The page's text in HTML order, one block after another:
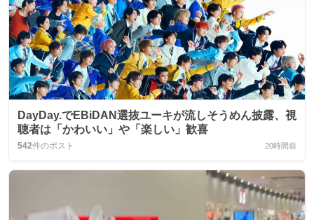
DayDay.でEBiDAN選抜ユーキが流しそうめん披露、視
聴者は「かわいい」や「楽しい」歓喜
542件のポスト 20時間前